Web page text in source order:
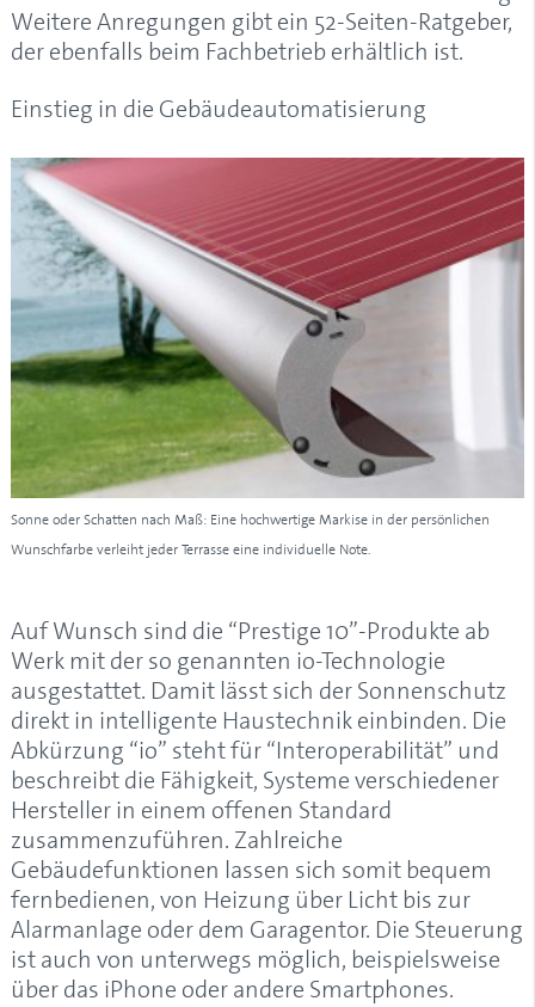
Weitere Anregungen gibt ein 52-Seiten-Ratgeber,
der ebenfalls beim Fachbetrieb erhältlich ist.
Einstieg in die Gebäudeautomatisierung
Sonne oder Schatten nach Maß: Eine hochwertige Markise in der persönlichen
Wunschfarbe verleiht jeder Terrasse eine individuelle Note.
Auf Wunsch sind die “Prestige 10”-Produkte ab
Werk mit der so genannten io-Technologie
ausgestattet. Damit lässt sich der Sonnenschutz
direkt in intelligente Haustechnik einbinden. Die
Abkürzung “io” steht für “Interoperabilität” und
beschreibt die Fähigkeit, Systeme verschiedener
Hersteller in einem offenen Standard
zusammenzuführen. Zahlreiche
Gebäudefunktionen lassen sich somit bequem
fernbedienen, von Heizung über Licht bis zur
Alarmanlage oder dem Garagentor. Die Steuerung
ist auch von unterwegs möglich, beispielsweise
über das iPhone oder andere Smartphones.